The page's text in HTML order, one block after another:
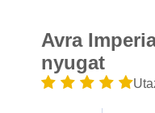
Avra
nyugat